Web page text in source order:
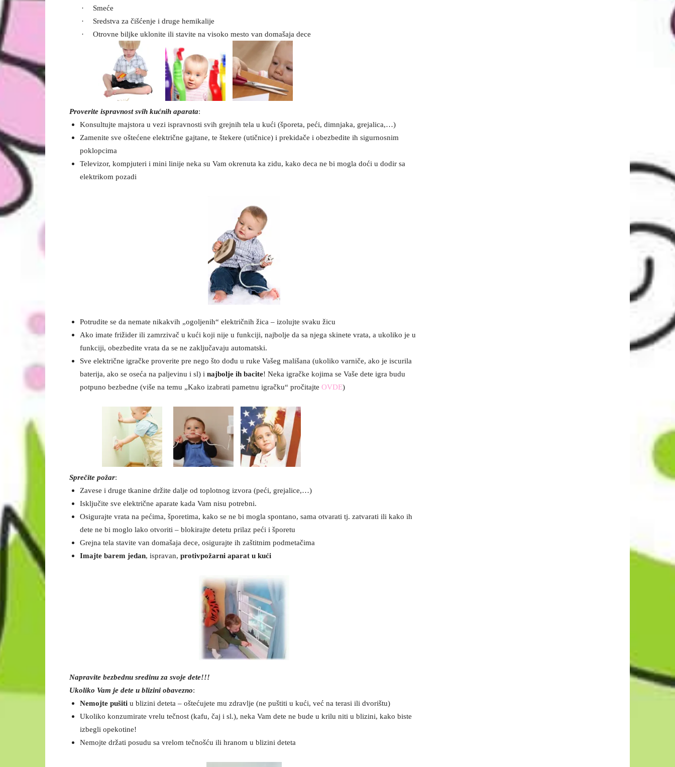
·
Smeće
·
Sredstva za čišćenje i druge hemikalije
·
Otrovne biljke uklonite ili stavite na visoko mesto van domašaja dece
Proverite ispravnost svih kućnih aparata:
Konsultujte majstora u vezi ispravnosti svih grejnih tela u kući (šporeta, peći, dimnjaka, grejalica,…)
Zamenite sve oštećene električne gajtane, te štekere (utičnice) i prekidače i obezbedite ih sigurnosnim
poklopcima
Televizor, kompjuteri i mini linije neka su Vam okrenuta ka zidu, kako deca ne bi mogla doći u dodir sa
elektrikom pozadi
Potrudite se da nemate nikakvih „ogoljenih“ električnih žica – izolujte svaku žicu
Ako imate frižider ili zamrzivač u kući koji nije u funkciji, najbolje da sa njega skinete vrata, a ukoliko je u
funkciji, obezbedite vrata da se ne zaključavaju automatski.
Sve električne igračke proverite pre nego što dođu u ruke Vašeg mališana (ukoliko varniče, ako je iscurila
baterija, ako se oseća na paljevinu i sl) i najbolje ih bacite! Neka igračke kojima se Vaše dete igra budu
potpuno bezbedne (više na temu „Kako izabrati pametnu igračku“ pročitajte OVDE)
Sprečite požar:
Zavese i druge tkanine držite dalje od toplotnog izvora (peći, grejalice,…)
Isključite sve električne aparate kada Vam nisu potrebni.
Osigurajte vrata na pećima, šporetima, kako se ne bi mogla spontano, sama otvarati tj. zatvarati ili kako ih
dete ne bi moglo lako otvoriti – blokirajte detetu prilaz peći i šporetu
Grejna tela stavite van domašaja dece, osigurajte ih zaštitnim podmetačima
Imajte barem jedan, ispravan, protivpožarni aparat u kući
Napravite bezbednu sredinu za svoje dete!!!
Ukoliko Vam je dete u blizini obavezno:
Nemojte pušiti u blizini deteta – oštećujete mu zdravlje (ne puštiti u kući, već na terasi ili dvorištu)
Ukoliko konzumirate vrelu tečnost (kafu, čaj i sl.), neka Vam dete ne bude u krilu niti u blizini, kako biste
izbegli opekotine!
Nemojte držati posudu sa vrelom tečnošću ili hranom u blizini deteta